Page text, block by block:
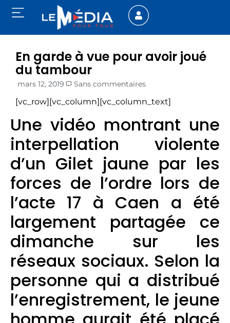
En garde à vue pour avoir joué
du tambour
mars 12, 2019 Sans commentaires
[vc_row][vc_column][vc_column_text]
Une vidéo montrant une
interpellation violente
d’un Gilet jaune par les
forces de l’ordre lors de
l’acte 17 à Caen a été
largement partagée ce
dimanche sur les
réseaux sociaux. Selon la
personne qui a distribué
l’enregistrement, le jeune